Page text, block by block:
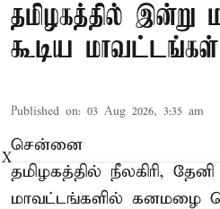
தமிழகத்தில்
கூடிய
Published on: 03 Aug 2026, 3:35 am
சென்னை
தமிழகத்தில் நீலகிரி,
மாவட்டங்களில் கனமழை
X